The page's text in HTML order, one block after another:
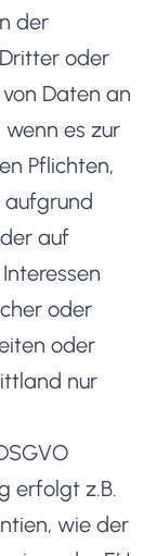
der
oder
Daten an
es zur
Pflichten,
aufgrund
auf
oder
oder
nur
erfolgt z.B.
wie der